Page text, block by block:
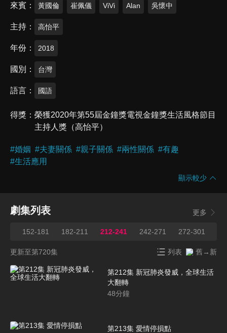
來賓 黃國倫 崔佩儀 ViVi Alan 吳懷中
主持 高怡平
年份 2018
國別 台灣
語言 國語
得獎
榮獲2020年第55屆金鐘獎電視金鐘獎生活風格節目
主持人獎（高怡平）
#婚姻 #夫妻關係 #親子關係 #兩性關係 #有趣
#生活應用
顯示較少
劇集列表 更多
152-181 182-211 212-241 242-271 272-301
更新至第720集 列表 舊→新
第212集 新冠肺炎發威，全球生活
大翻轉
48分鐘
第213集 愛情停損點